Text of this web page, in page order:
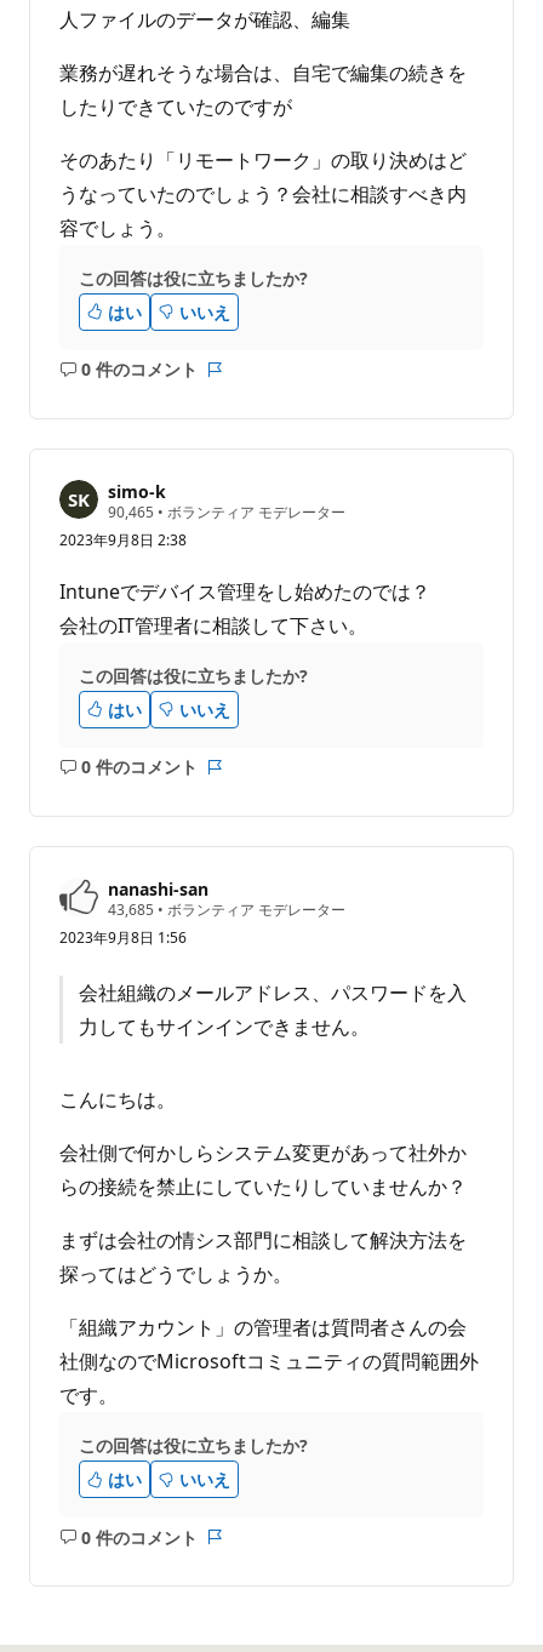
人ファイルのデータが確認、編集
業務が遅れそうな場合は、自宅で編集の続きを
したりできていたのですが
そのあたり「リモートワーク」の取り決めはど
うなっていたのでしょう？会社に相談すべき内
容でしょう。
この回答は役に立ちましたか?
はい
いいえ
0 件のコメント
コ
ト
あ
り
せ
ト
simo-k
90,465 評
の
イ
ン
ト
• ボランティア モデレーター
2023年9月8日 2:38
Intuneでデバイス管理をし始めたのでは？
会社のIT管理者に相談して下さい。
この回答は役に立ちましたか?
はい
いいえ
0 件のコメント
コ
ト
あ
り
せ
ん
ト
nanashi-san
43,685 評
の
ン
ト
• ボランティア モデレーター
2023年9月8日 1:56
会社組織のメールアドレス、パスワードを入
力してもサインインできません。
こんにちは。
会社側で何かしらシステム変更があって社外か
らの接続を禁止にしていたりしていませんか？
まずは会社の情シス部門に相談して解決方法を
探ってはどうでしょうか。
「組織アカウント」の管理者は質問者さんの会
社側なのでMicrosoftコミュニティの質問範囲外
です。
この回答は役に立ちましたか?
はい
いいえ
0 件のコメント
コ